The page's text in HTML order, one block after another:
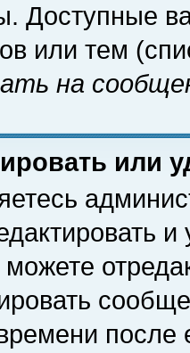
Доступные
или тем
на
или
и